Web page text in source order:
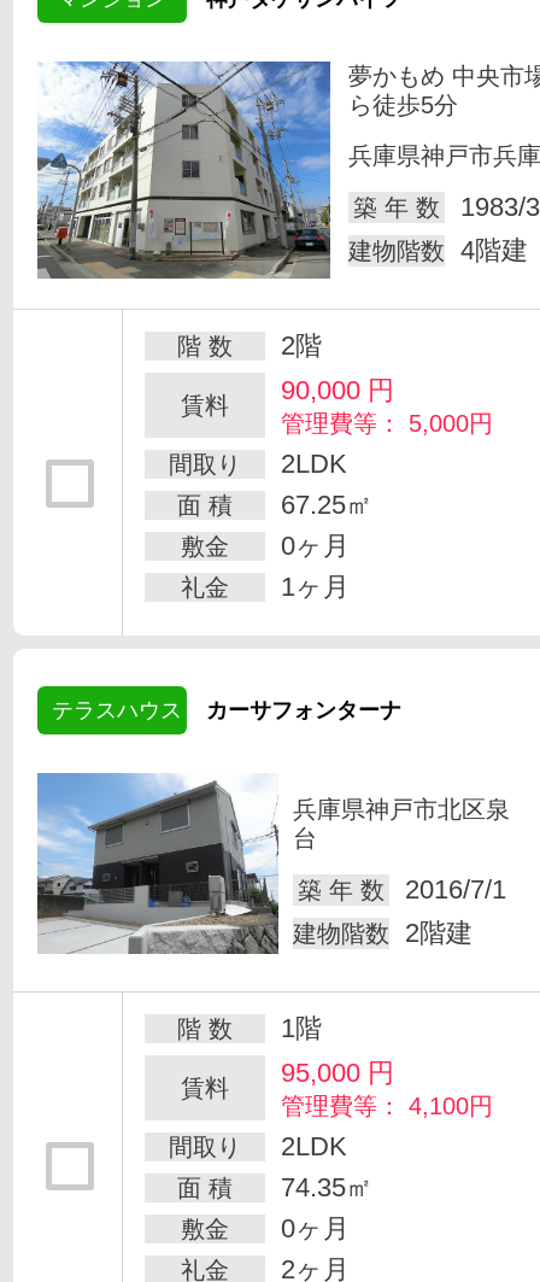
夢かもめ 中央市
ら徒歩5分
兵庫県神戸市兵
築 年 数
1983/
建物階数 4階建
階 数 2階
賃料 90,000 円
管理費等： 5,000円
間取り
2LDK
面 積 67.25㎡
敷金 0ヶ月
礼金 1ヶ月
テラスハウス カーサフォンターナ
兵庫県神戸市北区泉
台
築 年 数
2016/7/1
建物階数 2階建
階 数 1階
賃料 95,000 円
管理費等： 4,100円
間取り
2LDK
面 積 74.35㎡
敷金 0ヶ月
礼金 2ヶ月